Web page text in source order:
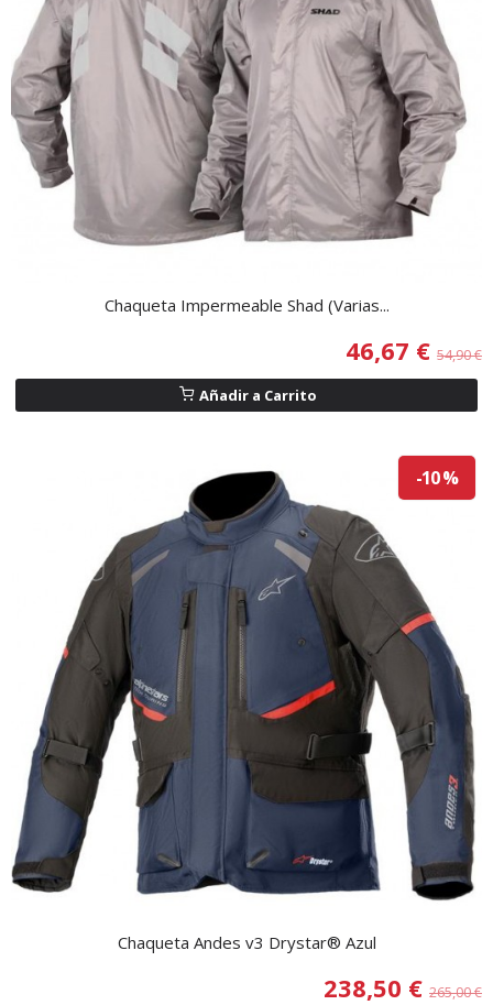
Chaqueta Impermeable Shad (Varias...
46,67 € 54,90 €
Añadir a Carrito
-10 %
Chaqueta Andes v3 Drystar® Azul
238,50 € 265,00 €